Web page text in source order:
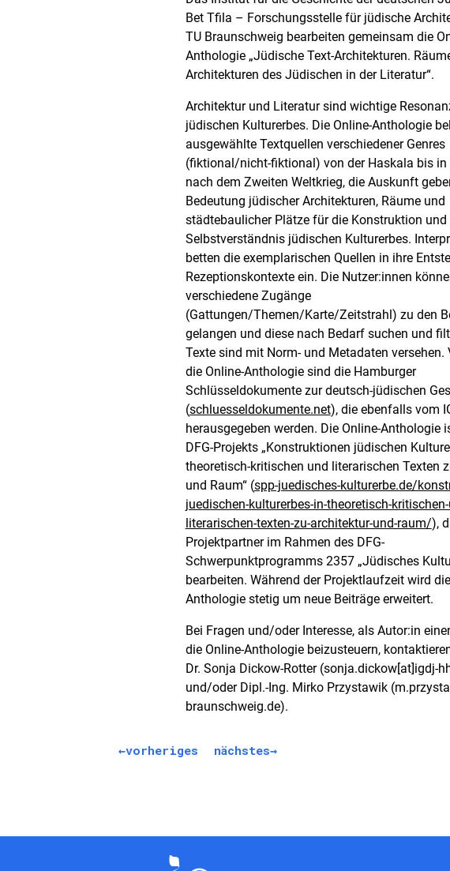
Bet Tfila – Forschungsstelle für jüdische
TU Braunschweig bearbeiten gemeinsam die
Anthologie „Jüdische Text-Architekturen.
Architekturen des Jüdischen in der Literatur“.
Architektur und Literatur sind wichtige
jüdischen Kulturerbes. Die Online-Anthologie
ausgewählte Textquellen verschiedener Genres
(fiktional/nicht-fiktional) von der Haskala bis in
nach dem Zweiten Weltkrieg, die Auskunft
Bedeutung jüdischer Architekturen, Räume und
städtebaulicher Plätze für die Konstruktion und
Selbstverständnis jüdischen Kulturerbes.
betten die exemplarischen Quellen in ihre
Rezeptionskontexte ein. Die Nutzer:innen
verschiedene Zugänge
(Gattungen/Themen/Karte/Zeitstrahl) zu den
gelangen und diese nach Bedarf suchen und
Texte sind mit Norm- und Metadaten versehen.
die Online-Anthologie sind die Hamburger
Schlüsseldokumente zur deutsch-jüdischen
(schluesseldokumente.net), die ebenfalls vom
herausgegeben werden. Die Online-Anthologie
DFG-Projekts „Konstruktionen jüdischen
theoretisch-kritischen und literarischen Texten
und Raum“ (spp-juedisches-kulturerbe.de/
juedischen-kulturerbes-in-theoretisch-
literarischen-texten-zu-architektur-und-raum/),
Projektpartner im Rahmen des DFG-
Schwerpunktprogramms 2357 „Jüdisches
bearbeiten. Während der Projektlaufzeit wird
Anthologie stetig um neue Beiträge erweitert.
Bei Fragen und/oder Interesse, als Autor:in
die Online-Anthologie beizusteuern,
Dr. Sonja Dickow-Rotter (sonja.dickow[at]igdj-
und/oder Dipl.-Ing. Mirko Przystawik
braunschweig.de).
vorheriges nächstes